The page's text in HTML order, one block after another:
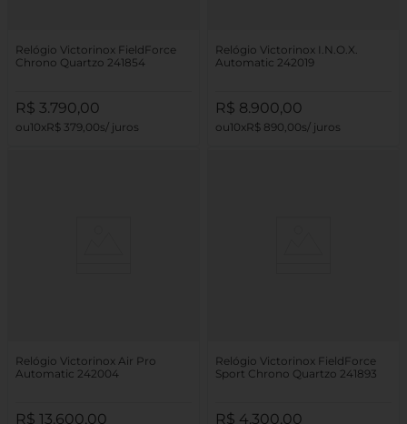
Relógio Victorinox FieldForce
Chrono Quartzo 241854
R$ 3.790,00
10 R$ 379 00
Relógio Victorinox I.N.O.X.
Automatic 242019
R$ 8.900,00
10 R$ 890 00
Relógio Victorinox Air Pro
Automatic 242004
R$ 13 600 00
Relógio Victorinox FieldForce
Sport Chrono Quartzo 241893
R$ 4 300 00